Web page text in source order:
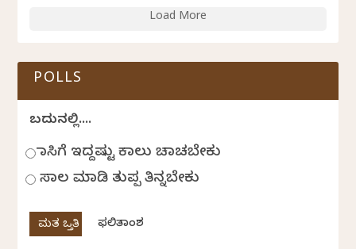
Load More
POLLS
ಬದುಕಿನಲ್ಲಿ....
ಹಾಸಿಗೆ ಇದ್ದಷ್ಟು ಕಾಲು ಚಾಚಬೇಕು
ಸಾಲ ಮಾಡಿ ತುಪ್ಪ ತಿನ್ನಬೇಕು
ಫಲಿತಾಂಶ